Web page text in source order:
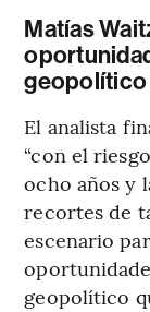
Matías
geopolítico
El analista
“con el
ocho años y
recortes de
escenario
geopolítico